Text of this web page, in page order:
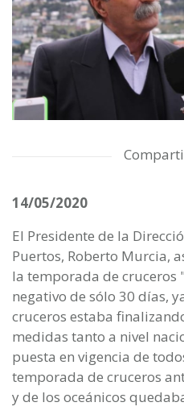
14/05/2020
El Presidente de la
Puertos, Roberto Murcia,
la temporada de cruceros
negativo de sólo 30 días,
cruceros estaba
medidas tanto a nivel
puesta en vigencia de
temporada de cruceros
y de los oceánicos